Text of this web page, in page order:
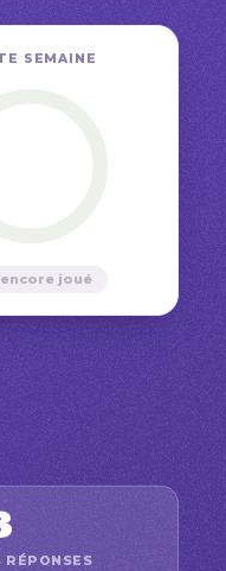
SEMAINE
joué
RÉPONSES